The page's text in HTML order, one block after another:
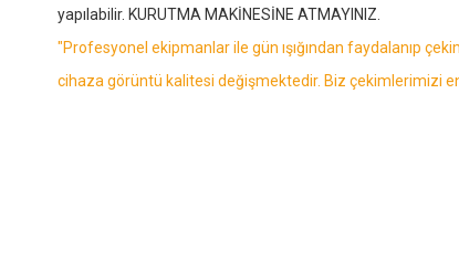
yapılabilir. KURUTMA MAKİNESİNE ATMAYINIZ.
"Profesyonel ekipmanlar ile gün ışığından faydalanıp
cihaza görüntü kalitesi değişmektedir. Biz çekimlerimizi